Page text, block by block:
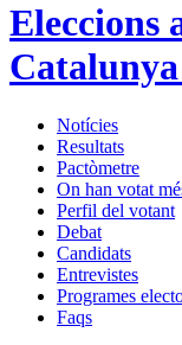
Eleccions
Notícies
Resultats
Pactòmetre
On han votat
Perfil del votant
Debat
Candidats
Entrevistes
Programes
Faqs